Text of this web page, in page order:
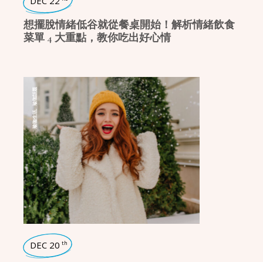
想擺脫情緒低谷就從餐桌開始！解析情緒飲食
菜單 4 大重點，教你吃出好心情
瑜珈生活
瑜珈話題
DEC 20 th